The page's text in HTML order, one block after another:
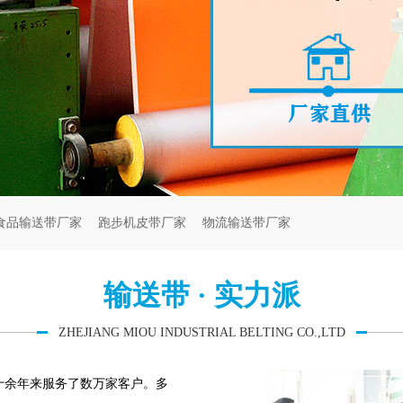
品输送带厂家 跑步机皮带厂家 物流输送带厂家
输送带 · 实力派
ZHEJIANG MIOU INDUSTRIAL BELTING CO.,LTD
年来服务了数万家客户。多